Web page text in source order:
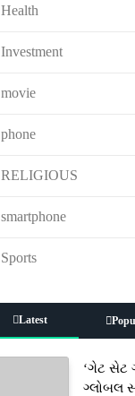
Health
Investment
movie
phone
RELIGIOUS
smartphone
Sports
Latest
‘ગેટ સેટ
ગ્લોબલ